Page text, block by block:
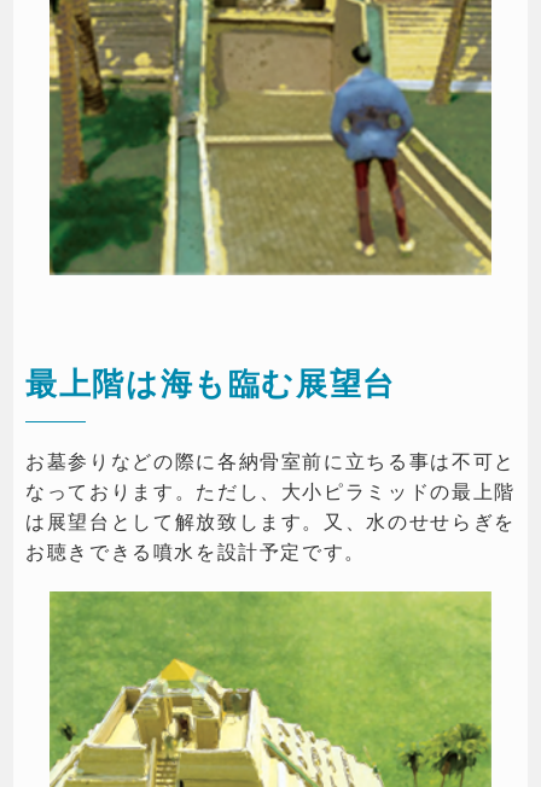
最上階は海も臨む展望台
お墓参りなどの際に各納骨室前に立ちる事は不可と
なっております。ただし、大小ピラミッドの最上階
は展望台として解放致します。又、水のせせらぎを
お聴きできる噴水を設計予定です。